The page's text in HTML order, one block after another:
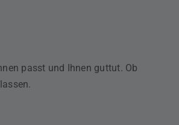
passt und Ihnen guttut. Ob